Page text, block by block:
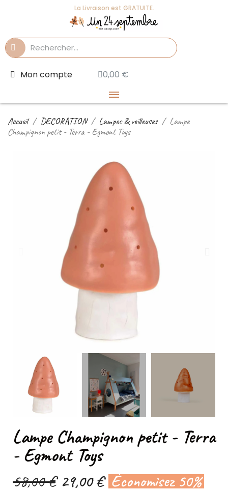
La Livraison est GRATUITE.
Mon compte 0,00 €
Accueil DECORATION Lampes & veilleuses
Lampe
Champignon petit - Terra - Egmont Toys
Lampe Champignon petit - Terra
- Egmont Toys
58,00 € 29,00 € Économisez 50%